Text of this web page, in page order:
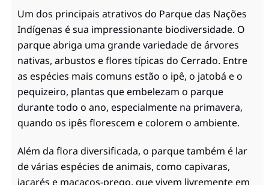
Um dos principais atrativos do Parque das Nações
Indígenas é sua impressionante biodiversidade. O
parque abriga uma grande variedade de árvores
nativas, arbustos e flores típicas do Cerrado. Entre
as espécies mais comuns estão o ipê, o jatobá e o
pequizeiro, plantas que embelezam o parque
durante todo o ano, especialmente na primavera,
quando os ipês florescem e colorem o ambiente.
Além da flora diversificada, o parque também é lar
de várias espécies de animais, como capivaras,
jacarés e macacos-prego, que vivem livremente em